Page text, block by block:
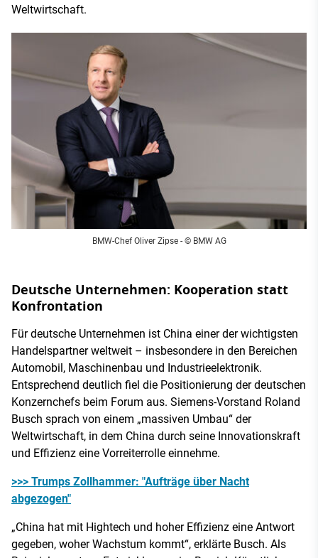
Weltwirtschaft.
BMW-Chef Oliver Zipse - © BMW AG
Deutsche Unternehmen: Kooperation statt
Konfrontation
Für deutsche Unternehmen ist China einer der wichtigsten
Handelspartner weltweit – insbesondere in den Bereichen
Automobil, Maschinenbau und Industrieelektronik.
Entsprechend deutlich fiel die Positionierung der deutschen
Konzernchefs beim Forum aus. Siemens-Vorstand Roland
Busch sprach von einem „massiven Umbau“ der
Weltwirtschaft, in dem China durch seine Innovationskraft
und Effizienz eine Vorreiterrolle einnehme.
>>> Trumps Zollhammer: "Aufträge über Nacht
abgezogen"
„China hat mit Hightech und hoher Effizienz eine Antwort
gegeben, woher Wachstum kommt“, erklärte Busch. Als